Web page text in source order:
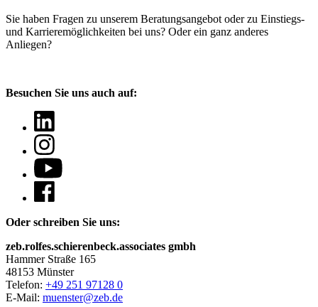
Sie haben Fragen zu unserem Beratungsangebot oder zu Einstiegs-
und Karrieremöglichkeiten bei uns? Oder ein ganz anderes
Anliegen?
Besuchen Sie uns auch auf:
Oder schreiben Sie uns:
zeb.rolfes.schierenbeck.associates gmbh
Hammer Straße 165
48153 Münster
Telefon: +49 251 97128 0
E-Mail: muenster@zeb.de